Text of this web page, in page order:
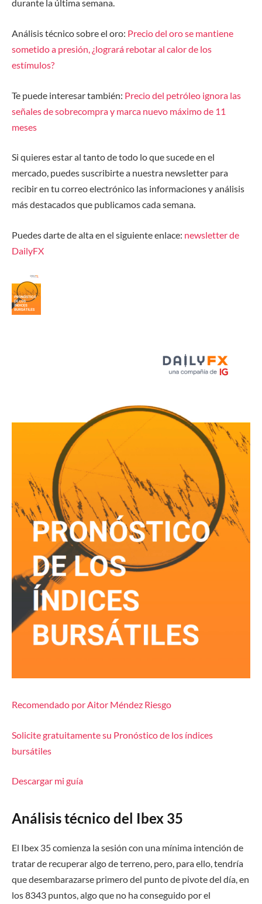
durante la última semana.
Análisis técnico sobre el oro: Precio del oro se mantiene
sometido a presión, ¿logrará rebotar al calor de los
estímulos?
Te puede interesar también: Precio del petróleo ignora las
señales de sobrecompra y marca nuevo máximo de 11
meses
Si quieres estar al tanto de todo lo que sucede en el
mercado, puedes suscribirte a nuestra newsletter para
recibir en tu correo electrónico las informaciones y análisis
más destacados que publicamos cada semana.
Puedes darte de alta en el siguiente enlace: newsletter de
DailyFX
Recomendado por Aitor Méndez Riesgo
Solicite gratuitamente su Pronóstico de los índices
bursátiles
Descargar mi guía
Análisis técnico del Ibex 35
El Ibex 35 comienza la sesión con una mínima intención de
tratar de recuperar algo de terreno, pero, para ello, tendría
que desembarazarse primero del punto de pivote del día, en
los 8343 puntos, algo que no ha conseguido por el